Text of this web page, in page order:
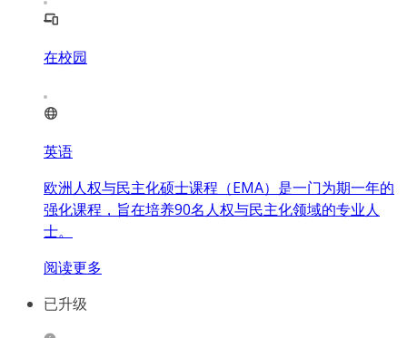
在校园
英语
欧洲人权与民主化硕士课程（EMA）是一门为期一年的
强化课程，旨在培养90名人权与民主化领域的专业人
士。
阅读更多
已升级